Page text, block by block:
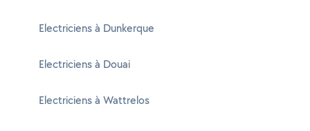
Electriciens à Dunkerque
Electriciens à Douai
Electriciens à Wattrelos